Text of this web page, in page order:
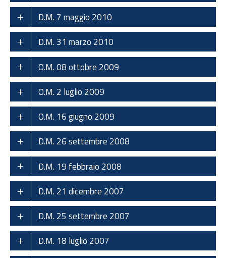
D.M. 7 maggio 2010
D.M. 31 marzo 2010
O.M. 08 ottobre 2009
O.M. 2 luglio 2009
O.M. 16 giugno 2009
D.M. 26 settembre 2008
D.M. 19 febbraio 2008
D.M. 21 dicembre 2007
D.M. 25 settembre 2007
D.M. 18 luglio 2007